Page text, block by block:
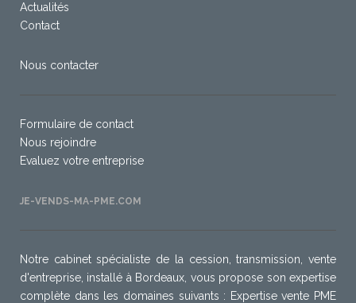
Actualités
Contact
Nous contacter
Formulaire de contact
Nous rejoindre
Evaluez votre entreprise
JE-VENDS-MA-PME.COM
Notre cabinet spécialiste de la cession, transmission, vente
d'entreprise, installé à Bordeaux, vous propose son expertise
complète dans les domaines suivants : Expertise vente PME